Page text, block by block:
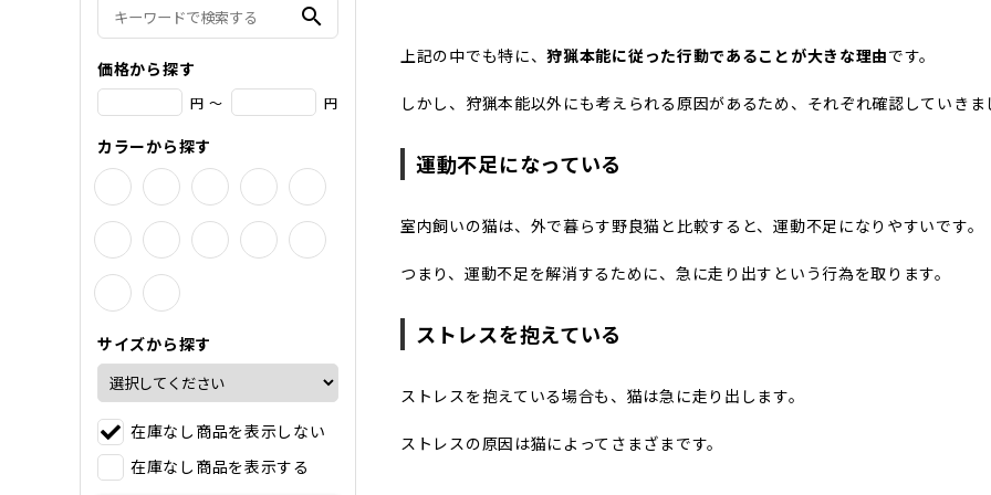
上記の中でも特に、狩猟本能に従った行動であることが大きな理由です。
しかし、狩猟本能以外にも考えられる原因があるため、それぞれ確認していきま
運動不足になっている
室内飼いの猫は、外で暮らす野良猫と比較すると、運動不足になりやすいです。
つまり、運動不足を解消するために、急に走り出すという行為を取ります。
ストレスを抱えている
ストレスを抱えている場合も、猫は急に走り出します。
ストレスの原因は猫によってさまざまです。
search
価格から探す
円 ～ 円
カラーから探す
サイズから探す
在庫なし商品を表示しない
在庫なし商品を表示する